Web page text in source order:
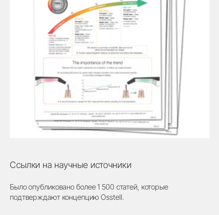
Ссылки на научные источники
Было опубликовано более 1 500 статей, которые
подтверждают концепцию Osstell.